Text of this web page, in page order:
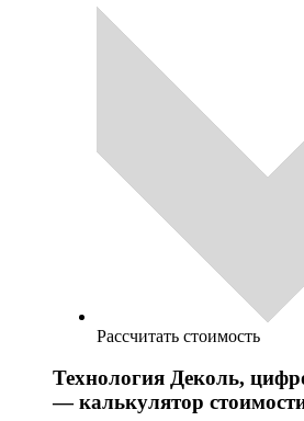
Рассчитать стоимость
Технология Деколь,
— калькулятор